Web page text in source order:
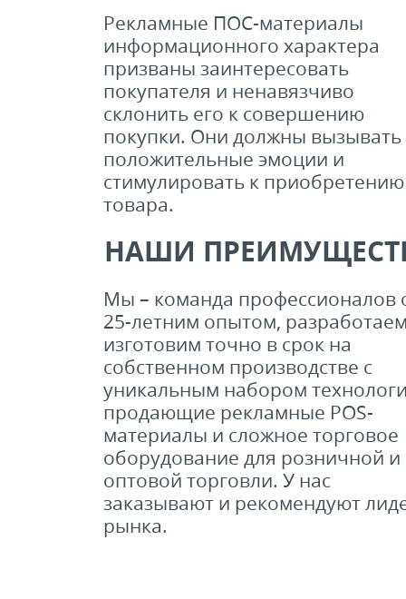
Рекламные ПОС-материалы
информационного характера
призваны заинтересовать
покупателя и ненавязчиво
склонить его к совершению
покупки. Они должны вызывать
положительные эмоции и
стимулировать к приобретению
товара.
НАШИ
Мы – команда профессионалов
25-летним опытом,
изготовим точно в срок на
собственном производстве с
уникальным набором
продающие рекламные POS-
материалы и сложное торговое
оборудование для розничной и
оптовой торговли. У нас
заказывают и рекомендуют
рынка.